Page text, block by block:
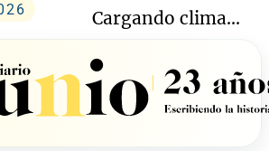
Cargando clima...